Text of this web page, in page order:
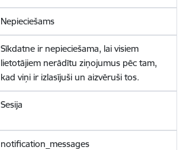
Nepieciešams
Sīkdatne ir nepieciešama, lai visiem
lietotājiem nerādītu ziņojumus pēc tam,
kad viņi ir izlasījuši un aizvēruši tos.
Sesija
notification_messages